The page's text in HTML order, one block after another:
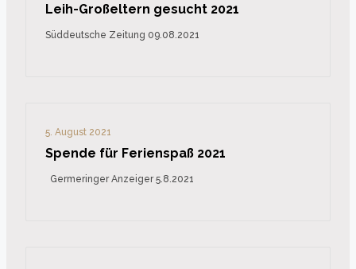
Leih-Großeltern gesucht 2021
Süddeutsche Zeitung 09.08.2021
5. August 2021
Spende für Ferienspaß 2021
Germeringer Anzeiger 5.8.2021